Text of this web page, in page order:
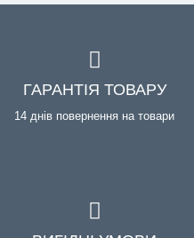
ГАРАНТІЯ ТОВАРУ
14 днів повернення на товари